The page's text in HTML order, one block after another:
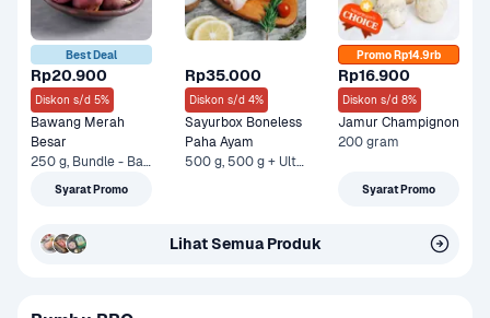
Best Deal
Rp20.900
Diskon s/d 5%
Bawang Merah
Besar
250 g, Bundle - Bawang Merah 250 gram & Sayurbox Telur Ayam Negeri 10 pcs +1 Lainnya
Syarat Promo
Rp35.000
Diskon s/d 4%
Sayurbox Boneless
Paha Ayam
500 g, 500 g + Ultra Milk UHT Low Fat Chocolate 1 liter +1 Lainnya
Promo Rp14.9rb
Rp16.900
Diskon s/d 8%
Jamur Champignon
200 gram
Syarat Promo
Lihat Semua Produk